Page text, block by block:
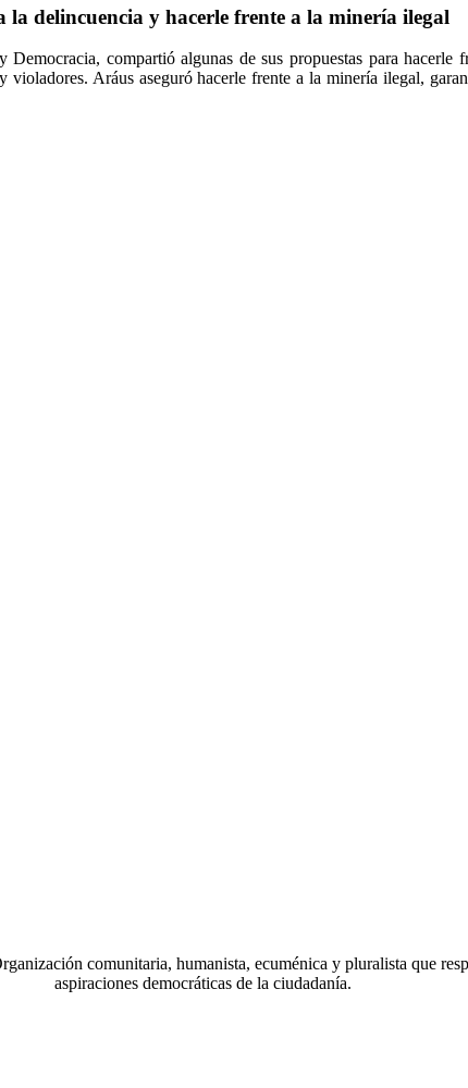
delincuencia y hacerle frente a la minería ilegal
compartió algunas de sus propuestas para
Aráus aseguró hacerle frente a la minería ilegal,
comunitaria, humanista, ecuménica y pluralista que
aspiraciones democráticas de la ciudadanía.